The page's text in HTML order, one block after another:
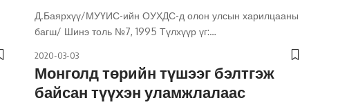
Д.Баярхүү/МУҮИС-ийн ОУХДС-д олон улсын харилцааны
багш/ Шинэ толь №7, 1995 Түлхүүр үг:…
2020-03-03
Монголд төрийн түшээг бэлтгэж
байсан түүхэн уламжлалаас